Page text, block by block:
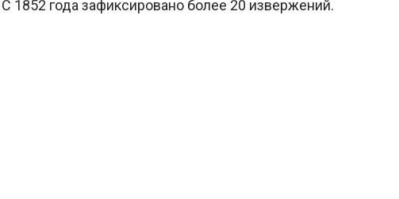
1852 года зафиксировано более 20 извержений.